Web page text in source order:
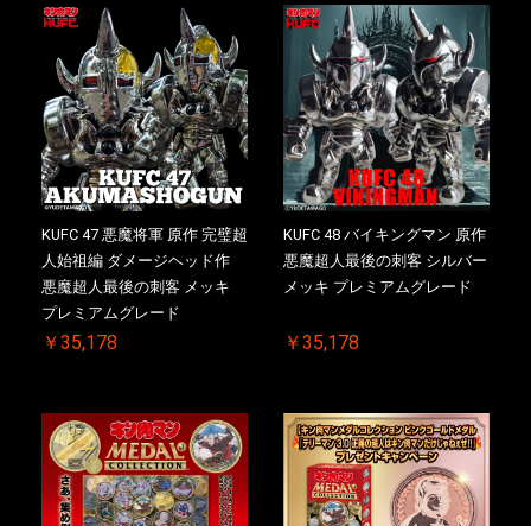
KUFC 47 悪魔将軍 原作 完璧超
人始祖編 ダメージヘッド作
悪魔超人最後の刺客 メッキ
プレミアムグレード
￥35,178
KUFC 48 バイキングマン 原作
悪魔超人最後の刺客 シルバー
メッキ プレミアムグレード
￥35,178